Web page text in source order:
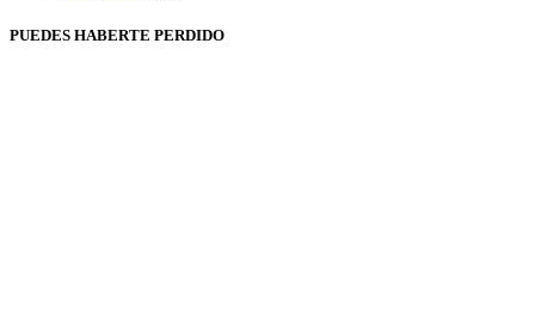
PUEDES HABERTE PERDIDO